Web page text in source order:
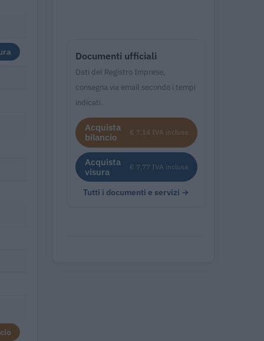
Documenti ufficiali
Dati del Registro Imprese,
consegna via email secondo i tempi
indicati.
Acquista
bilancio
€ 7,14 IVA inclusa
Acquista
visura
€ 7,77 IVA inclusa
Tutti i documenti e servizi →